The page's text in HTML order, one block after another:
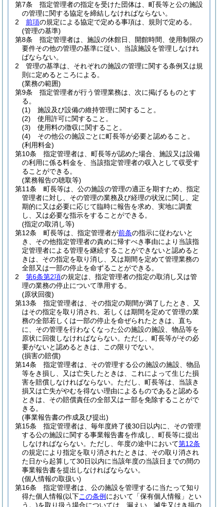
第7条
指定管理者の指定を受けた団体は、町長等と公の施設
の管理に関する協定を締結しなければならない。
2
前項の規定による協定で定める事項は、規則で定める。
(管理の基準)
第8条
指定管理者は、施設の休館日、開館時間、使用制限の
要件その他の管理の基準に従い、当該施設を管理しなけれ
ばならない。
2
管理の基準は、それぞれの施設の管理に関する条例又は規
則に定めるところによる。
(業務の範囲)
第9条
指定管理者が行う管理業務は、次に掲げるものとす
る。
(1)
施設及び設備の維持管理に関すること。
(2)
使用許可に関すること。
(3)
使用料の徴収に関すること。
(4)
その他公の施設ごとに町長等が必要と認めること。
(利用料金)
第10条
指定管理者は、町長等が認めた場合、施設又は設備
の利用に係る料金を、当該指定管理者の収入として収受す
ることができる。
(業務報告の聴取等)
第11条
町長等は、公の施設の管理の適正を期すため、指定
管理者に対し、その管理の業務及び経理の状況に関し、定
期的に又は必要に応じて臨時に報告を求め、実地に調査
し、又は必要な指示をすることができる。
(指定の取消し等)
第12条
町長等は、指定管理者が前条の指示に従わないと
き、その他指定管理者の責めに帰すべき事由により当該指
定管理者による管理を継続することができないと認めると
きは、その指定を取り消し、又は期間を定めて管理業務の
全部又は一部の停止を命ずることができる。
2
第6条第2項の規定は、指定管理者の指定の取消し又は管
理の業務の停止について準用する。
(原状回復)
第13条
指定管理者は、その指定の期間が満了したとき、又
はその指定を取り消され、若しくは期間を定めて管理の業
務の全部若しくは一部の停止を命ぜられたときは、直ち
に、その管理を行わなくなった公の施設の施設、物品等を
原状に回復しなければならない。 ただし、町長等がその必
要がないと認めるときは、この限りでない。
(損害の賠償)
第14条
指定管理者は、その管理する公の施設の施設、物品
等をき損し、又は亡失したときは、これによって生じた損
害を賠償しなければならない。 ただし、町長等は、当該き
損又は亡失がやむを得ない理由によるものであると認める
ときは、その賠償責任の全部又は一部を免除することがで
きる。
(事業報告書の作成及び提出)
第15条
指定管理者は、毎年度終了後30日以内に、その管理
する公の施設に関する事業報告書を作成し、町長等に提出
しなければならない。 ただし、年度の途中において第12条
の規定により指定を取り消されたときは、その取り消され
た日から起算して30日以内に当該年度の当該日までの間の
事業報告書を提出しなければならない。
(個人情報の取扱い)
第16条
指定管理者は、公の施設を管理するに当たって知り
得た個人情報(以下この条例 において「保有個人情報」とい
う。)を取り扱う場合については、漏えい、滅失又はき損の